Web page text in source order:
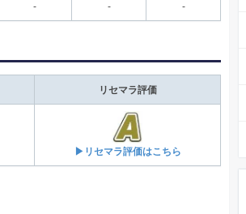
‐ - -
リセマラ評価
▶リセマラ評価はこちら